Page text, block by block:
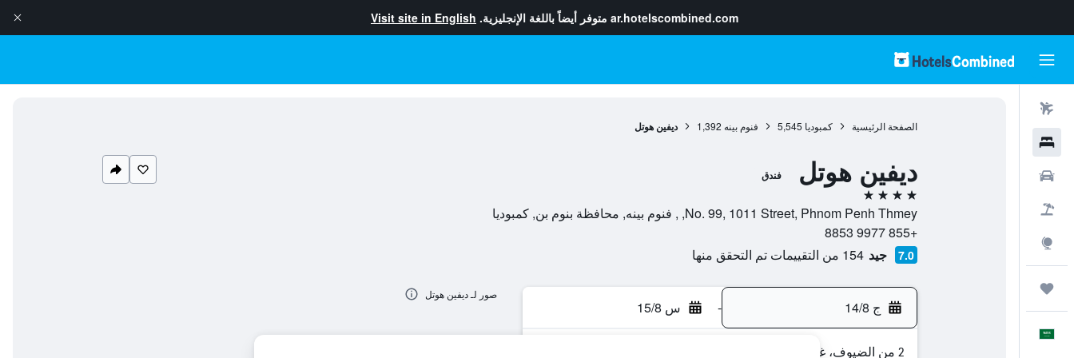
ar.hotelscombined.com متوفر أيضاً باللغة الإنجليزية. Visit site in English
الصفحة الرئيسية كمبوديا 5,545 فنوم بينه 1,392 ديفين هوتل
ديفين هوتل فندق
4 نجوم
No. 99, 1011 Street, Phnom Penh Thmey, , فنوم بينه, محافظة بنوم بن, كمبوديا
+855 9977 8853
7.0 جيد 154 من التقييمات تم التحقق منها
ج 14/8 - س 15/8
2 من الضيوف، غرفة واحدة
صور لـ ديفين هوتل